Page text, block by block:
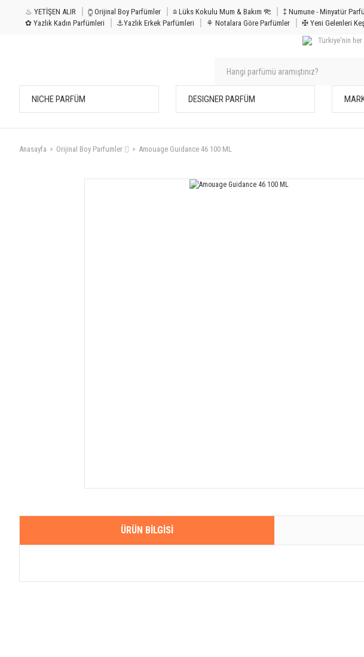
♨ YETİŞEN ALIR ⧮ Orijinal Boy Parfümler ⩭ Lüks Kokulu Mum & Bakım 𐦝 ‡ Numune - Minyatür
✿ Yazlık Kadın Parfümleri
⚓Yazlık Erkek Parfümleri ⚘ Notalara Göre Parfümler ✠ Yeni Gelenleri
Türkiye'nin her
NICHE PARFÜM DESIGNER PARFÜM
Anasayfa Orijinal Boy Parfumler ⌷ Amouage Guidance 46 100 ML
ÜRÜN BILGISI